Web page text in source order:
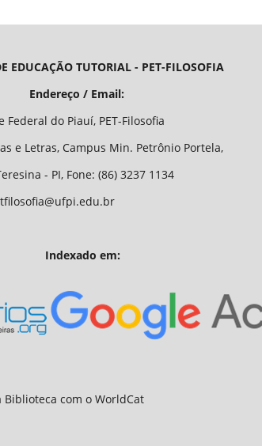
EDUCAÇÃO TUTORIAL - PET-FILOSOFIA
PET-Filosofia
Min. Petrônio Portela,
(86) 3237 1134
Indexado em: